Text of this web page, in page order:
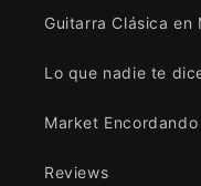
Guitarra Clásica en
Lo que nadie te
Market Encordando
Reviews